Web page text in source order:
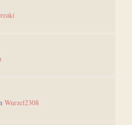
Wurzel2308